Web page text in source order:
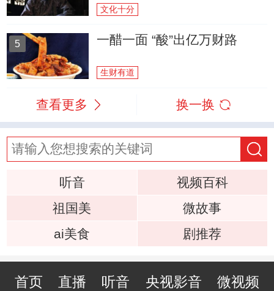
文化十分
5 一醋一面 “酸”出亿万财路
生财有道
查看更多 换一换
听音
视频百科
祖国美
微故事
ai美食
剧推荐
首页 直播 听音 央视影音 微视频